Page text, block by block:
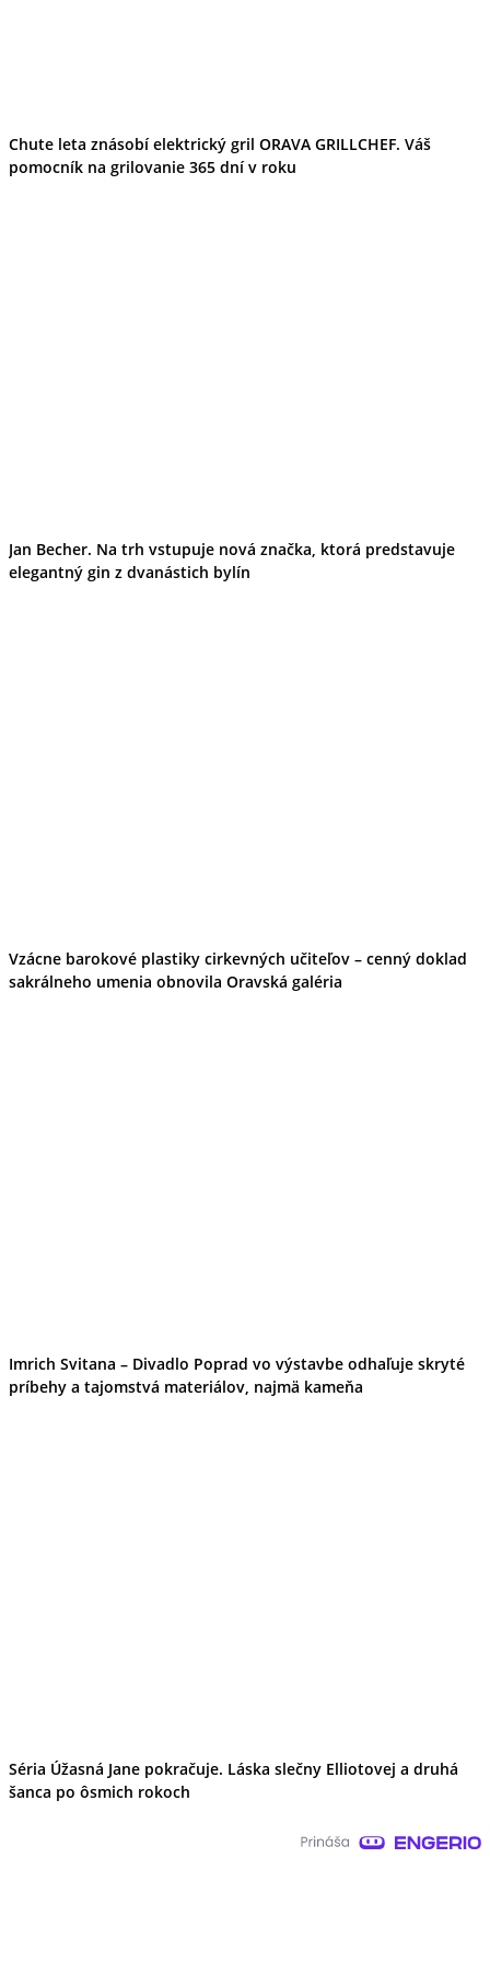
Chute leta znásobí elektrický gril ORAVA GRILLCHEF. Váš
pomocník na grilovanie 365 dní v roku
Jan Becher. Na trh vstupuje nová značka, ktorá predstavuje
elegantný gin z dvanástich bylín
Vzácne barokové plastiky cirkevných učiteľov – cenný doklad
sakrálneho umenia obnovila Oravská galéria
Imrich Svitana – Divadlo Poprad vo výstavbe odhaľuje skryté
príbehy a tajomstvá materiálov, najmä kameňa
Séria Úžasná Jane pokračuje. Láska slečny Elliotovej a druhá
šanca po ôsmich rokoch